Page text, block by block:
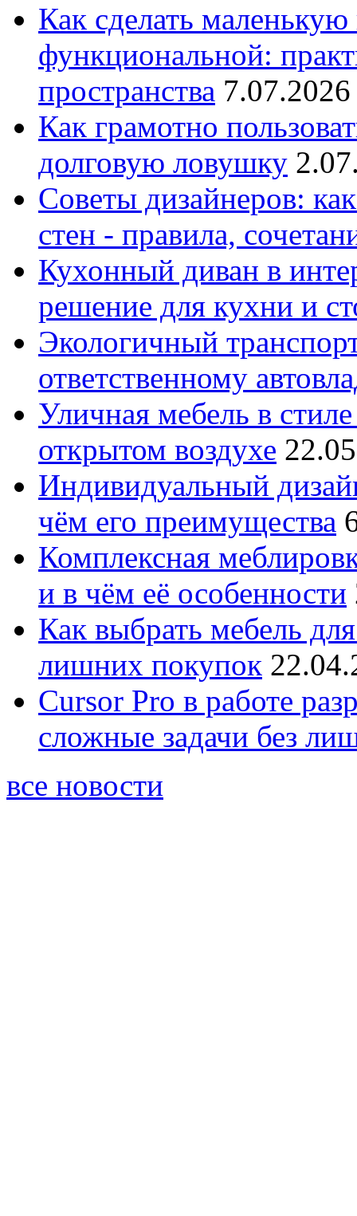
Как сделать
функциональной:
пространства
Как грамотно
долговую ловушку
Советы дизайнеров:
стен - правила,
Кухонный диван в
решение для кухни и
Экологичный
ответственному
Уличная мебель в
открытом воздухе
Индивидуальный
чём его преимущества
Комплексная
и в чём её особенности
Как выбрать мебель
лишних покупок
Cursor Pro в работе
сложные задачи без
все новости